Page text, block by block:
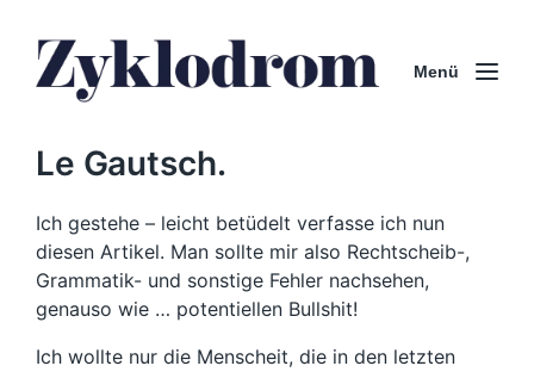
Menü
Le Gautsch.
Ich gestehe – leicht betüdelt verfasse ich nun
diesen Artikel. Man sollte mir also Rechtscheib-,
Grammatik- und sonstige Fehler nachsehen,
genauso wie … potentiellen Bullshit!
Ich wollte nur die Menscheit, die in den letzten